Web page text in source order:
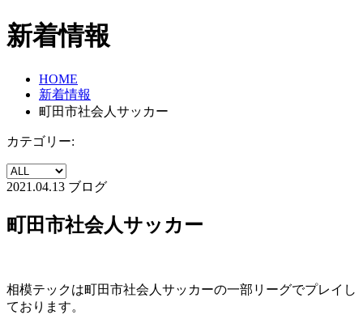
新着情報
HOME
新着情報
町田市社会人サッカー
カテゴリー:
2021.04.13 ブログ
町田市社会人サッカー
相模テックは町田市社会人サッカーの一部リーグでプレイし
ております。